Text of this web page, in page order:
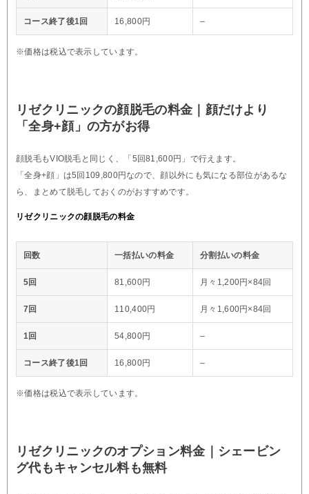
コース終了後1回 16,800円 –
※価格は税込で表示しています。
リゼクリニックの顔脱毛の料金｜顔だけより
「全身+顔」の方がお得
顔脱毛もVIO脱毛と同じく、「5回81,600円」で行えます。
「全身+顔」は5回109,800円なので、顔以外にも気になる部位があるな
ら、まとめて脱毛しておくのがおすすめです。
リゼクリニックの顔脱毛の料金
回数 一括払いの料金 分割払いの料金
5回 81,600円 月々1,200円×84回
7回 110,400円 月々1,600円×84回
1回 54,800円 –
コース終了後1回 16,800円 –
※価格は税込で表示しています。
リゼクリニックのオプション料金｜シェービン
グ代もキャンセル料も無料